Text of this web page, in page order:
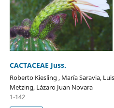
CACTACEAE Juss.
Roberto Kiesling , María Saravia,
Metzing, Lázaro Juan Novara
1-142